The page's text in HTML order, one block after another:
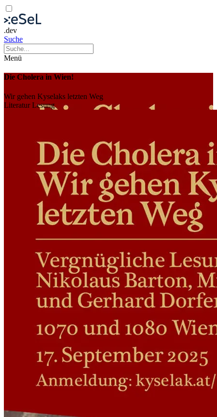
.dev
Suche
Menü
Die Cholera in Wien!
Wir gehen Kyselaks letzten Weg
LiteraturLesung